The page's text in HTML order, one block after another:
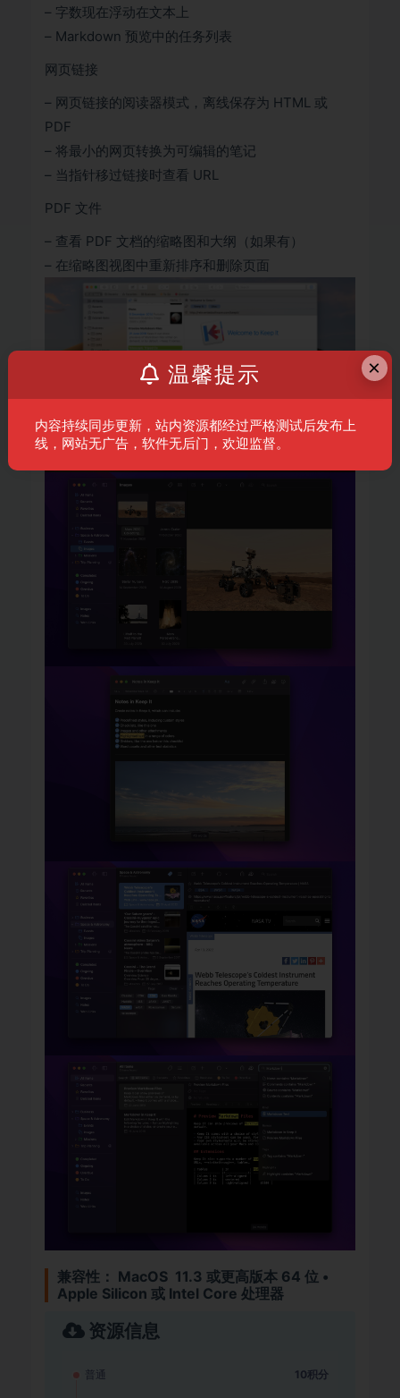
– 字数现在浮动在文本上
– Markdown 预览中的任务列表
网页链接
– 网页链接的阅读器模式，离线保存为 HTML 或
PDF
– 将最小的网页转换为可编辑的笔记
– 当指针移过链接时查看 URL
PDF 文件
– 查看 PDF 文档的缩略图和大纲（如果有）
– 在缩略图视图中重新排序和删除页面
兼容性： MacOS 11.3 或更高版本 64 位 •
Apple Silicon 或 Intel Core 处理器
资源信息
普通 10积分
×
温馨提示
内容持续同步更新，站内资源都经过严格测试后发布上
线，网站无广告，软件无后门，欢迎监督。